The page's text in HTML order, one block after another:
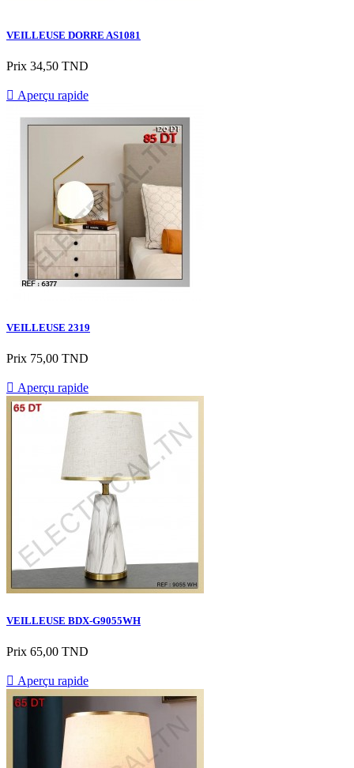
VEILLEUSE DORRE AS1081
Prix 34,50 TND
 Aperçu rapide
VEILLEUSE 2319
Prix 75,00 TND
 Aperçu rapide
VEILLEUSE BDX-G9055WH
Prix 65,00 TND
 Aperçu rapide